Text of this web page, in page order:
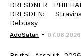
DRESDNER
DRESDEN:
Debussy
AddSatan -